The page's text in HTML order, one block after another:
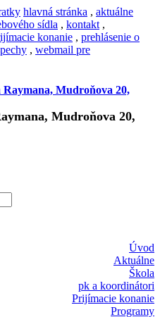
hlavná stránka , aktuálne
sídla , kontakt ,
konanie , prehlásenie o
, webmail pre
Mudroňova 20,
Úvod
Aktuálne
Škola
pk a koordinátori
Prijímacie konanie
Programy